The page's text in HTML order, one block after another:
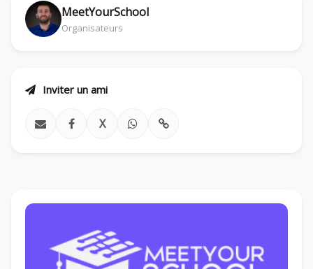
MeetYourSchool
Organisateurs
Inviter un ami
X